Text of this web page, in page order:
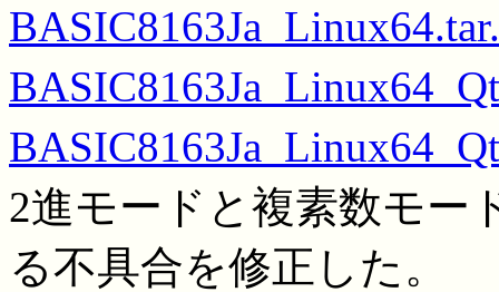
2進モードと複素数モー
る不具合を修正した。